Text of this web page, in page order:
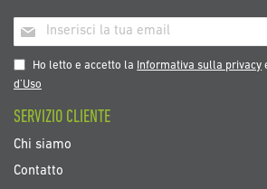
Iscriviti
alla
nostra
Newsletter:
Ho letto e accetto la Informativa sulla privacy
d’Uso
SERVIZIO CLIENTE
Chi siamo
Contatto